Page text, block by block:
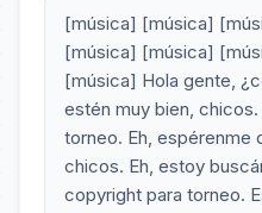
[música] [música]
[música] [música]
[música] Hola gente,
estén muy bien,
torneo. Eh, espérenme
chicos. Eh, estoy
copyright para torneo.